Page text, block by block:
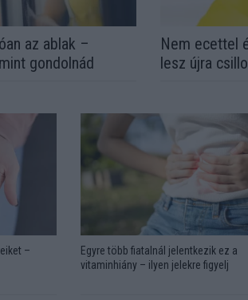
az ablak –
gondolnád
Nem ecettel
lesz újra
–
Egyre több fiatalnál jelentkezik ez a
vitaminhiány – ilyen jelekre figyelj